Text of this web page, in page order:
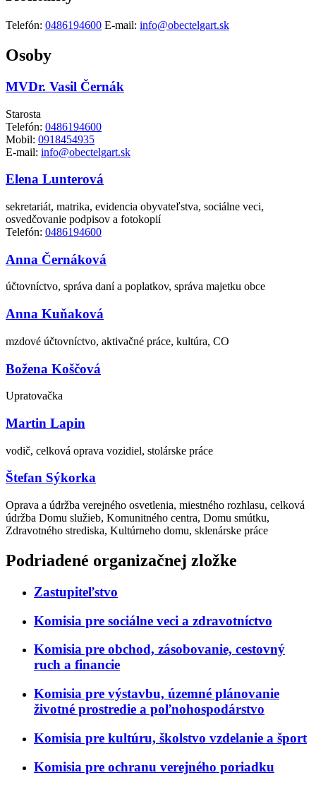
Telefón: 0486194600 E-mail: info@obectelgart.sk
Osoby
MVDr. Vasil Černák
Starosta
Telefón: 0486194600
Mobil: 0918454935
E-mail: info@obectelgart.sk
Elena Lunterová
sekretariát, matrika, evidencia obyvateľstva, sociálne veci,
osvedčovanie podpisov a fotokopií
Telefón: 0486194600
Anna Černáková
účtovníctvo, správa daní a poplatkov, správa majetku obce
Anna Kuňaková
mzdové účtovníctvo, aktivačné práce, kultúra, CO
Božena Koščová
Upratovačka
Martin Lapin
vodič, celková oprava vozidiel, stolárske práce
Štefan Sýkorka
Oprava a údržba verejného osvetlenia, miestného rozhlasu, celková
údržba Domu služieb, Komunitného centra, Domu smútku,
Zdravotného strediska, Kultúrneho domu, sklenárske práce
Podriadené organizačnej zložke
Zastupiteľstvo
Komisia pre sociálne veci a zdravotníctvo
Komisia pre obchod, zásobovanie, cestovný
ruch a financie
Komisia pre výstavbu, územné plánovanie
životné prostredie a poľnohospodárstvo
Komisia pre kultúru, školstvo vzdelanie a šport
Komisia pre ochranu verejného poriadku